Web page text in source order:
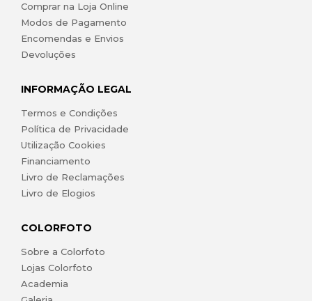
Comprar na Loja Online
Modos de Pagamento
Encomendas e Envios
Devoluções
INFORMAÇÃO LEGAL
Termos e Condições
Política de Privacidade
Utilização Cookies
Financiamento
Livro de Reclamações
Livro de Elogios
COLORFOTO
Sobre a Colorfoto
Lojas Colorfoto
Academia